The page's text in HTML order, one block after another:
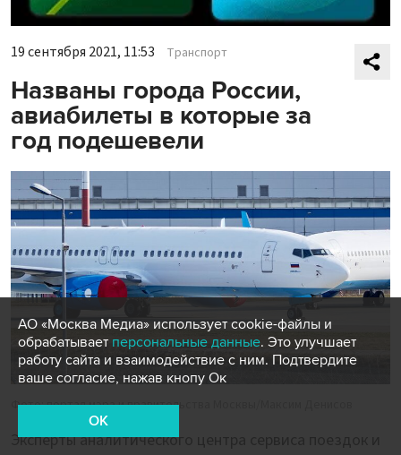
19 сентября 2021, 11:53 Транспорт
Названы города России,
авиабилеты в которые за
год подешевели
Фото: портал мэра и правительства Москвы/Максим Денисов
Эксперты аналитического центра сервиса поездок и
АО «Москва Медиа» использует cookie-файлы и
обрабатывает персональные данные. Это улучшает
работу сайта и взаимодействие с ним. Подтвердите
ваше согласие, нажав кнопу Ок
OK